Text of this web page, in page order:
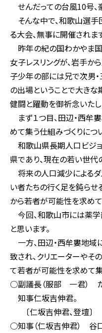
せんだっての台風10号
そんな中で、和歌山選手
る大会、無事に開催されま
昨年の紀の国わかやま国
女子レスリングが、岩手か
子少年の部には兄で次男
の出場ということで大き
健闘と躍動を御祈念いたし
まず１つ目、田辺・西牟
めて集う仕組みづくりにつ
和歌山県長期人口ビジョ
県であり、現在の若い世
将来の人口減少によるダ
い者たちの行く足を鈍らせ
から若者が可能性を求めて
今回、和歌山市には薬学
と思います。
一方、田辺・西牟婁地域
致され、クリエーターやそ
て若者が可能性を求めて集
○副議長（服部 一君） た
知事仁坂吉伸君。
〔仁坂吉伸君、登壇〕
○知事（仁坂吉伸君） 谷